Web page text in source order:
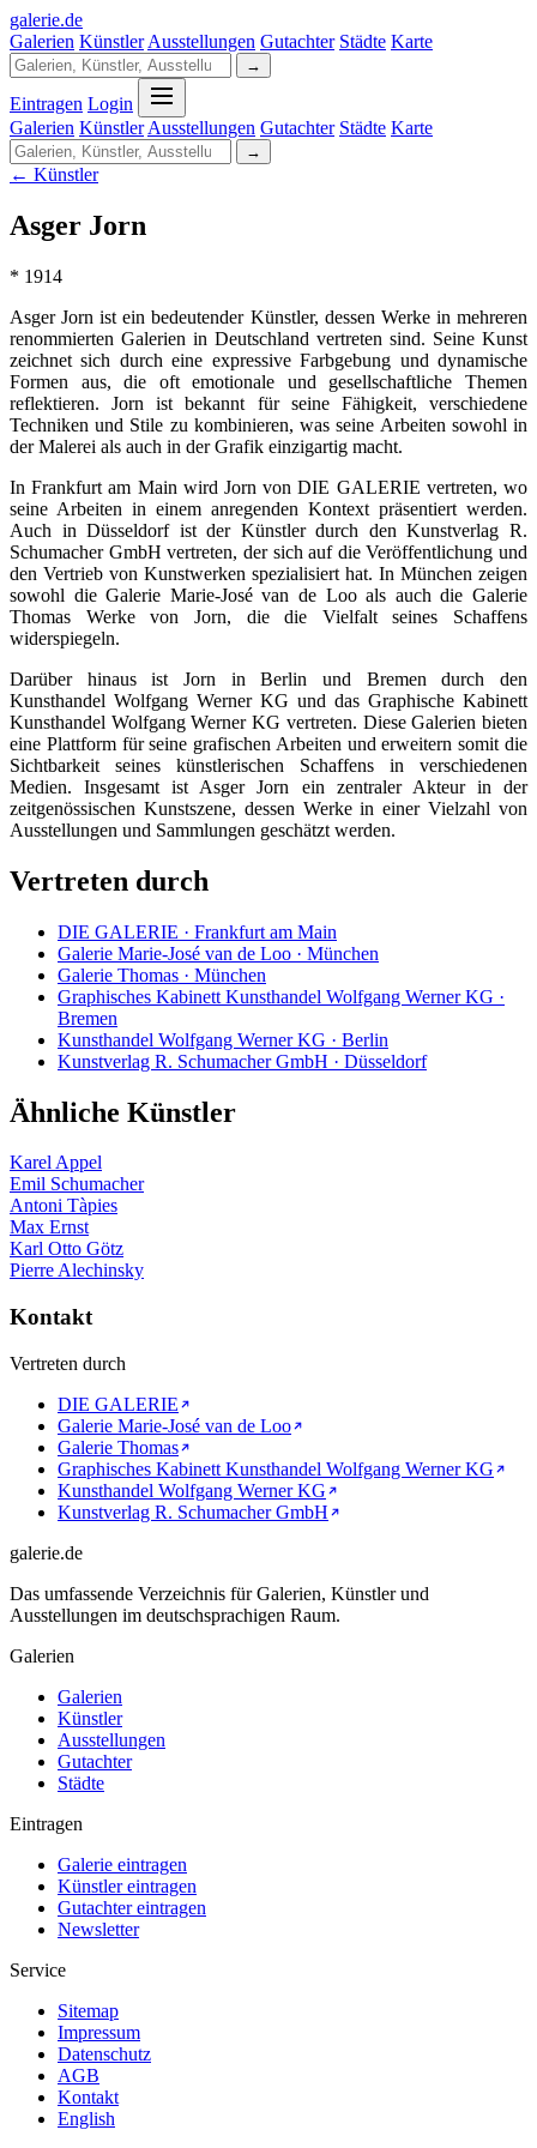
galerie.de
Galerien Künstler Ausstellungen Gutachter Städte Karte
→
Eintragen Login
Galerien Künstler Ausstellungen Gutachter Städte Karte
→
← Künstler
Asger Jorn
* 1914
Asger Jorn ist ein bedeutender Künstler, dessen Werke in mehreren
renommierten Galerien in Deutschland vertreten sind. Seine Kunst
zeichnet sich durch eine expressive Farbgebung und dynamische
Formen aus, die oft emotionale und gesellschaftliche Themen
reflektieren. Jorn ist bekannt für seine Fähigkeit, verschiedene
Techniken und Stile zu kombinieren, was seine Arbeiten sowohl in
der Malerei als auch in der Grafik einzigartig macht.
In Frankfurt am Main wird Jorn von DIE GALERIE vertreten, wo
seine Arbeiten in einem anregenden Kontext präsentiert werden.
Auch in Düsseldorf ist der Künstler durch den Kunstverlag R.
Schumacher GmbH vertreten, der sich auf die Veröffentlichung und
den Vertrieb von Kunstwerken spezialisiert hat. In München zeigen
sowohl die Galerie Marie-José van de Loo als auch die Galerie
Thomas Werke von Jorn, die die Vielfalt seines Schaffens
widerspiegeln.
Darüber hinaus ist Jorn in Berlin und Bremen durch den
Kunsthandel Wolfgang Werner KG und das Graphische Kabinett
Kunsthandel Wolfgang Werner KG vertreten. Diese Galerien bieten
eine Plattform für seine grafischen Arbeiten und erweitern somit die
Sichtbarkeit seines künstlerischen Schaffens in verschiedenen
Medien. Insgesamt ist Asger Jorn ein zentraler Akteur in der
zeitgenössischen Kunstszene, dessen Werke in einer Vielzahl von
Ausstellungen und Sammlungen geschätzt werden.
Vertreten durch
DIE GALERIE · Frankfurt am Main
Galerie Marie-José van de Loo · München
Galerie Thomas · München
Graphisches Kabinett Kunsthandel Wolfgang Werner KG ·
Bremen
Kunsthandel Wolfgang Werner KG · Berlin
Kunstverlag R. Schumacher GmbH · Düsseldorf
Ähnliche Künstler
Karel Appel
Emil Schumacher
Antoni Tàpies
Max Ernst
Karl Otto Götz
Pierre Alechinsky
Kontakt
Vertreten durch
DIE GALERIE
Galerie Marie-José van de Loo
Galerie Thomas
Graphisches Kabinett Kunsthandel Wolfgang Werner KG
Kunsthandel Wolfgang Werner KG
Kunstverlag R. Schumacher GmbH
galerie.de
Das umfassende Verzeichnis für Galerien, Künstler und
Ausstellungen im deutschsprachigen Raum.
Galerien
Galerien
Künstler
Ausstellungen
Gutachter
Städte
Eintragen
Galerie eintragen
Künstler eintragen
Gutachter eintragen
Newsletter
Service
Sitemap
Impressum
Datenschutz
AGB
Kontakt
English